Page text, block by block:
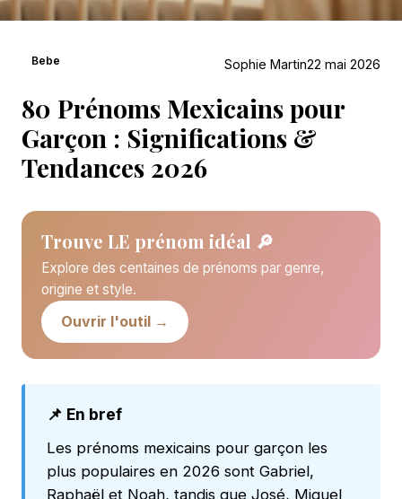
Bebe Sophie Martin22 mai 2026
80 Prénoms Mexicains pour
Garçon : Significations &
Tendances 2026
Trouve LE prénom idéal 🔎
Explore des centaines de prénoms par genre,
origine et style.
Ouvrir l'outil →
📌 En bref
Les prénoms mexicains pour garçon les
plus populaires en 2026 sont Gabriel,
Raphaël et Noah, tandis que José, Miguel